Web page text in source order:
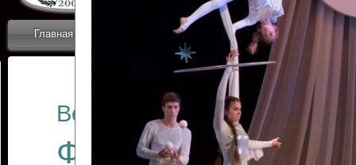
Главная Коллективы Новости
ОТЧЕТЫ ГКЦ
Все отчеты
Финал